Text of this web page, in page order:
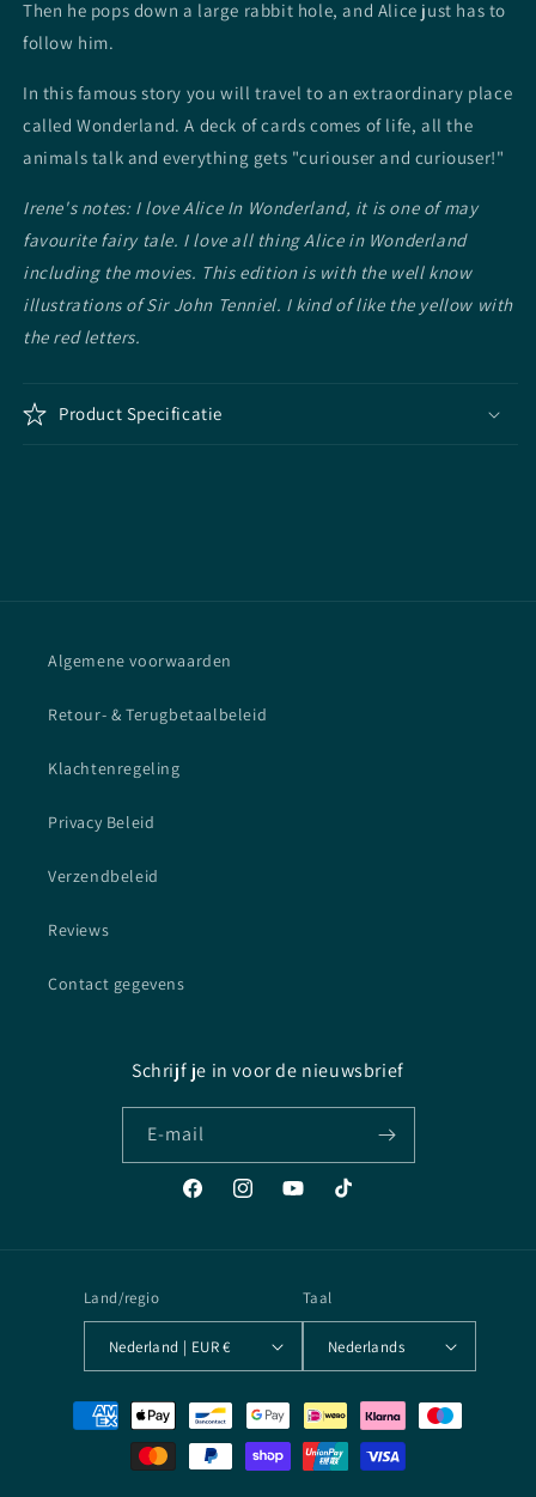
Then he pops down a large rabbit hole, and Alice just has to
follow him.
In this famous story you will travel to an extraordinary place
called Wonderland. A deck of cards comes of life, all the
animals talk and everything gets "curiouser and curiouser!"
Irene's notes: I love Alice In Wonderland, it is one of may
favourite fairy tale. I love all thing Alice in Wonderland
including the movies. This edition is with the well know
illustrations of Sir John Tenniel. I kind of like the yellow with
the red letters.
Product Specificatie
Algemene voorwaarden
Retour- & Terugbetaalbeleid
Klachtenregeling
Privacy Beleid
Verzendbeleid
Reviews
Contact gegevens
Schrijf je in voor de nieuwsbrief
E‑mail
FacebookInstagramYouTubeTikTok
Land/regio
Nederland | EUR €
Taal
Nederlands
Betaalmethoden